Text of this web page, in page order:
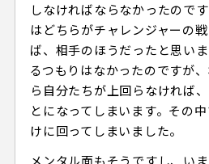
しなければならなかったので
はどちらがチャレンジャーの
ば、相手のほうだったと思い
るつもりはなかったのですが
ら自分たちが上回らなければ
とになってしまいます。その
けに回ってしまいました。
メンタル面もそうですし、い